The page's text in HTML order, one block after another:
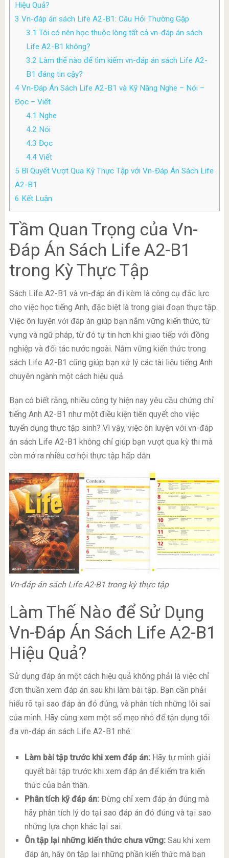
Hiệu Quả?
3 Vn-đáp án sách Life A2-B1: Câu Hỏi Thường Gặp
3.1 Tôi có nên học thuộc lòng tất cả vn-đáp án sách
Life A2-B1 không?
3.2 Làm thế nào để tìm kiếm vn-đáp án sách Life A2-
B1 đáng tin cậy?
4Vn-Đáp Án Sách Life A2-B1 và Kỹ Năng Nghe – Nói –
Đọc – Viết
4.1 Nghe
4.2 Nói
4.3 Đọc
4.4 Viết
5 Bí Quyết Vượt Qua Kỳ Thực Tập với Vn-Đáp Án Sách Life
A2-B1
6 Kết Luận
Tầm Quan Trọng của Vn-
Đáp Án Sách Life A2-B1
trong Kỳ Thực Tập
Sách Life A2-B1 và vn-đáp án đi kèm là công cụ đắc lực
cho việc học tiếng Anh, đặc biệt là trong giai đoạn thực tập.
Việc ôn luyện với đáp án giúp bạn nắm vững kiến thức, từ
vựng và ngữ pháp, từ đó tự tin hơn khi giao tiếp với đồng
nghiệp và đối tác nước ngoài. Nắm vững kiến thức trong
sách Life A2-B1 cũng giúp bạn xử lý các tài liệu tiếng Anh
chuyên ngành một cách hiệu quả.
Bạn có biết rằng, nhiều công ty hiện nay yêu cầu chứng chỉ
tiếng Anh A2-B1 như một điều kiện tiên quyết cho việc
tuyển dụng thực tập sinh? Vì vậy, việc ôn luyện với vn-đáp
án sách Life A2-B1 không chỉ giúp bạn vượt qua kỳ thi mà
còn mở ra nhiều cơ hội thực tập hấp dẫn.
Vn-đáp án sách Life A2-B1 trong kỳ thực tập
Làm Thế Nào để Sử Dụng
Vn-Đáp Án Sách Life A2-B1
Hiệu Quả?
Sử dụng đáp án một cách hiệu quả không phải là việc chỉ
đơn thuần xem đáp án sau khi làm bài tập. Bạn cần phải
hiểu rõ tại sao đáp án đó đúng, và phân tích những lỗi sai
của mình. Hãy cùng xem một số mẹo nhỏ để tận dụng tối
đa vn-đáp án sách Life A2-B1 nhé:
Làm bài tập trước khi xem đáp án:Hãy tự mình giải
quyết bài tập trước khi xem đáp án để kiểm tra kiến
thức của bản thân.
Phân tích kỹ đáp án:Đừng chỉ xem đáp án đúng mà
hãy phân tích lý do tại sao đáp án đó đúng và tại sao
những lựa chọn khác lại sai.
Ôn tập lại những kiến thức chưa vững:Sau khi xem
đáp án, hãy ôn tập lại những phần kiến thức mà bạn